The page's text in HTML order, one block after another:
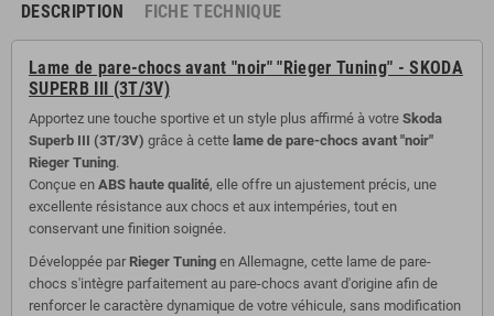
DESCRIPTION FICHE TECHNIQUE
Lame de pare-chocs avant "noir" "Rieger Tuning" - SKODA
SUPERB III (3T/3V)
Apportez une touche sportive et un style plus affirmé à votre Skoda
Superb III (3T/3V) grâce à cette lame de pare-chocs avant "noir"
Rieger Tuning.
Conçue en ABS haute qualité, elle offre un ajustement précis, une
excellente résistance aux chocs et aux intempéries, tout en
conservant une finition soignée.
Développée par Rieger Tuning en Allemagne, cette lame de pare-
chocs s'intègre parfaitement au pare-chocs avant d'origine afin de
renforcer le caractère dynamique de votre véhicule, sans modification